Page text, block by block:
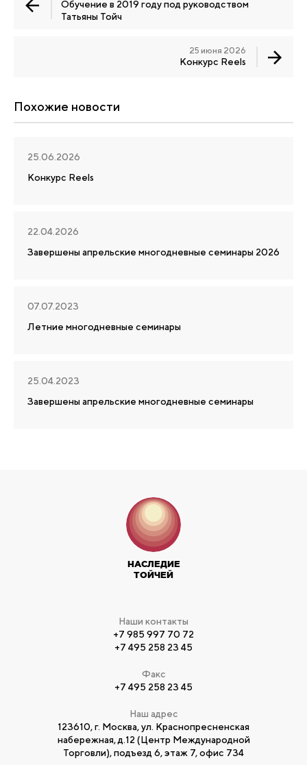
Обучение в 2019 году под руководством
Татьяны Тойч
25 июня 2026
Конкурс Reels
Похожие новости
25.06.2026
Конкурс Reels
22.04.2026
Завершены апрельские многодневные семинары 2026
07.07.2023
Летние многодневные семинары
25.04.2023
Завершены апрельские многодневные семинары
НАСЛЕДИЕ
ТОЙЧЕЙ
Наши контакты
+7 985 997 70 72
+7 495 258 23 45
Факс
+7 495 258 23 45
Наш адрес
123610, г. Москва, ул. Краснопресненская
набережная, д.12 (Центр Международной
Торговли), подъезд 6, этаж 7, офис 734